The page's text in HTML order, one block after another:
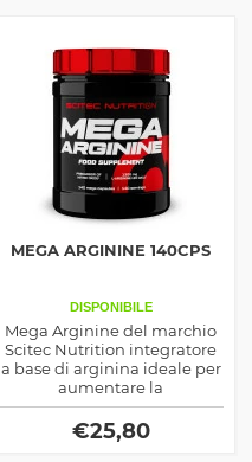
MEGA ARGININE 140CPS
DISPONIBILE
Mega Arginine del marchio
Scitec Nutrition integratore
a base di arginina ideale per
aumentare la
vasodilatazione e
promuovera la produzione
di ossido nitrico
€25,80